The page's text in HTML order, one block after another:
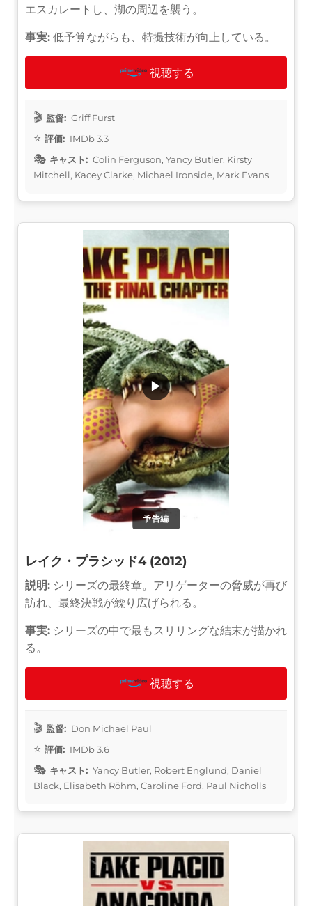
エスカレートし、湖の周辺を襲う。
事実: 低予算ながらも、特撮技術が向上している。
視聴する
監督: Griff Furst
評価: IMDb 3.3
キャスト: Colin Ferguson, Yancy Butler, Kirsty
Mitchell, Kacey Clarke, Michael Ironside, Mark Evans
予告編
▶
レイク・プラシッド4 (2012)
説明: シリーズの最終章。アリゲーターの脅威が再び
訪れ、最終決戦が繰り広げられる。
事実: シリーズの中で最もスリリングな結末が描かれ
る。
視聴する
監督: Don Michael Paul
評価: IMDb 3.6
キャスト: Yancy Butler, Robert Englund, Daniel
Black, Elisabeth Röhm, Caroline Ford, Paul Nicholls